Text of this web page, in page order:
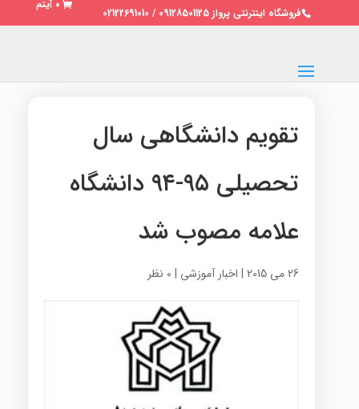
فروشگاه اینترنتی پرواز 09128501125 / 02122691010
0 آیتم
تقویم دانشگاهی سال
تحصیلی ۹۵-۹۴ دانشگاه
علامه مصوب شد
26 می 2015 | اخبار آموزشی | 0 نظر